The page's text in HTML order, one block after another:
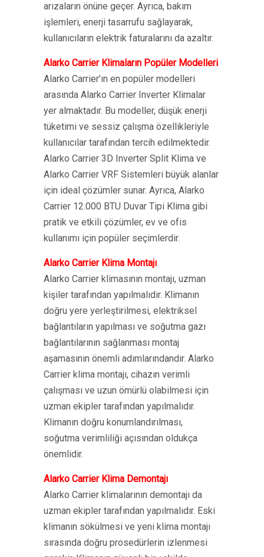
arızaların önüne geçer. Ayrıca, bakım
işlemleri, enerji tasarrufu sağlayarak,
kullanıcıların elektrik faturalarını da azaltır.
Alarko Carrier Klimaların Popüler Modelleri
Alarko Carrier’ın en popüler modelleri
arasında Alarko Carrier Inverter Klimalar
yer almaktadır. Bu modeller, düşük enerji
tüketimi ve sessiz çalışma özellikleriyle
kullanıcılar tarafından tercih edilmektedir.
Alarko Carrier 3D Inverter Split Klima ve
Alarko Carrier VRF Sistemleri büyük alanlar
için ideal çözümler sunar. Ayrıca, Alarko
Carrier 12.000 BTU Duvar Tipi Klima gibi
pratik ve etkili çözümler, ev ve ofis
kullanımı için popüler seçimlerdir.
Alarko Carrier Klima Montajı
Alarko Carrier klimasının montajı, uzman
kişiler tarafından yapılmalıdır. Klimanın
doğru yere yerleştirilmesi, elektriksel
bağlantıların yapılması ve soğutma gazı
bağlantılarının sağlanması montaj
aşamasının önemli adımlarındandır. Alarko
Carrier klima montajı, cihazın verimli
çalışması ve uzun ömürlü olabilmesi için
uzman ekipler tarafından yapılmalıdır.
Klimanın doğru konumlandırılması,
soğutma verimliliği açısından oldukça
önemlidir.
Alarko Carrier Klima Demontajı
Alarko Carrier klimalarının demontajı da
uzman ekipler tarafından yapılmalıdır. Eski
klimanın sökülmesi ve yeni klima montajı
sırasında doğru prosedürlerin izlenmesi